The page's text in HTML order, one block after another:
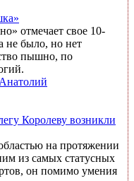
отмечает свое 10-
не было, но нет
пышно, по
Королеву возникли
на протяжении
из самых статусных
он помимо умения